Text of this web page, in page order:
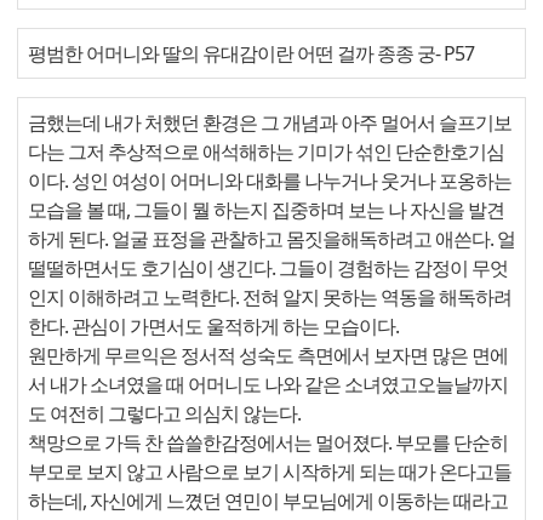
평범한 어머니와 딸의 유대감이란 어떤 걸까 종종 궁- P57
금했는데 내가 처했던 환경은 그 개념과 아주 멀어서 슬프기보
다는 그저 추상적으로 애석해하는 기미가 섞인 단순한호기심
이다. 성인 여성이 어머니와 대화를 나누거나 웃거나 포옹하는
모습을 볼 때, 그들이 뭘 하는지 집중하며 보는 나 자신을 발견
하게 된다. 얼굴 표정을 관찰하고 몸짓을해독하려고 애쓴다. 얼
떨떨하면서도 호기심이 생긴다. 그들이 경험하는 감정이 무엇
인지 이해하려고 노력한다. 전혀 알지 못하는 역동을 해독하려
한다. 관심이 가면서도 울적하게 하는 모습이다.
원만하게 무르익은 정서적 성숙도 측면에서 보자면 많은 면에
서 내가 소녀였을 때 어머니도 나와 같은 소녀였고오늘날까지
도 여전히 그렇다고 의심치 않는다.
책망으로 가득 찬 씁쓸한감정에서는 멀어졌다. 부모를 단순히
부모로 보지 않고 사람으로 보기 시작하게 되는 때가 온다고들
하는데, 자신에게 느꼈던 연민이 부모님에게 이동하는 때라고